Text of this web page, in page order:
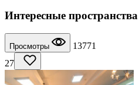
Интересные пространства
Просмотры
13771
27